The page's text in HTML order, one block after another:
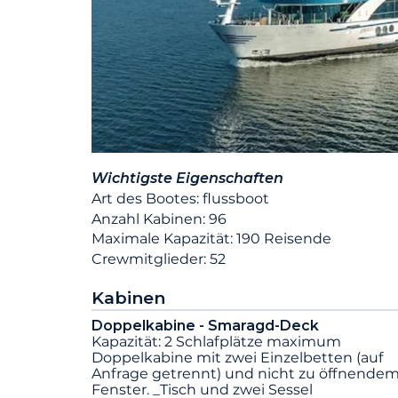
Wichtigste Eigenschaften
Art des Bootes: flussboot
Anzahl Kabinen: 96
Maximale Kapazität: 190 Reisende
Crewmitglieder: 52
Kabinen
Doppelkabine - Smaragd-Deck
Kapazität: 2 Schlafplätze maximum
Doppelkabine mit zwei Einzelbetten (auf
Anfrage getrennt) und nicht zu
Fenster. _Tisch und zwei Sessel